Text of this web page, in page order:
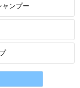
ンプー